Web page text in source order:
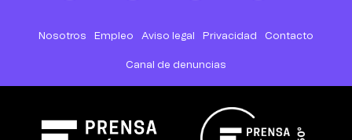
Nosotros Empleo Aviso legal Privacidad Contacto
Canal de denuncias